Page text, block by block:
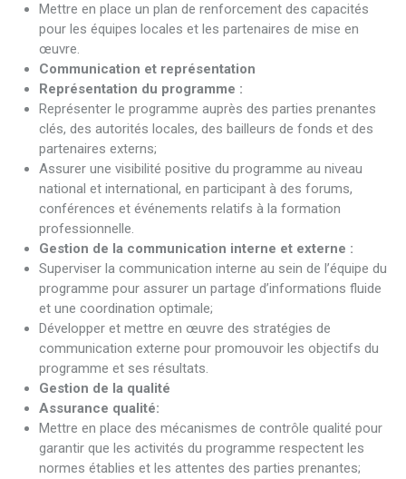
Mettre en place un plan de renforcement des capacités
pour les équipes locales et les partenaires de mise en
œuvre.
Communication et représentation
Représentation du programme :
Représenter le programme auprès des parties prenantes
clés, des autorités locales, des bailleurs de fonds et des
partenaires externs;
Assurer une visibilité positive du programme au niveau
national et international, en participant à des forums,
conférences et événements relatifs à la formation
professionnelle.
Gestion de la communication interne et externe :
Superviser la communication interne au sein de l’équipe du
programme pour assurer un partage d’informations fluide
et une coordination optimale;
Développer et mettre en œuvre des stratégies de
communication externe pour promouvoir les objectifs du
programme et ses résultats.
Gestion de la qualité
Assurance qualité:
Mettre en place des mécanismes de contrôle qualité pour
garantir que les activités du programme respectent les
normes établies et les attentes des parties prenantes;